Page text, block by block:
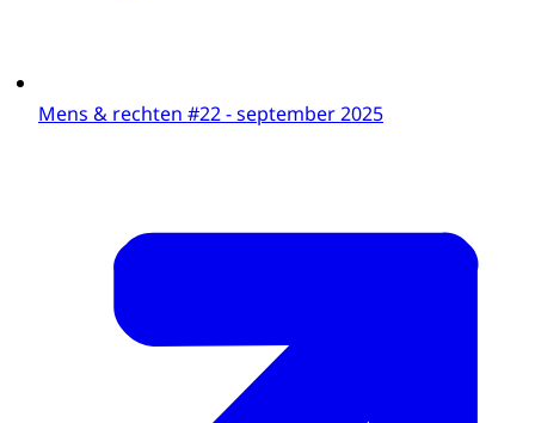
Mens & rechten #22 - september 2025